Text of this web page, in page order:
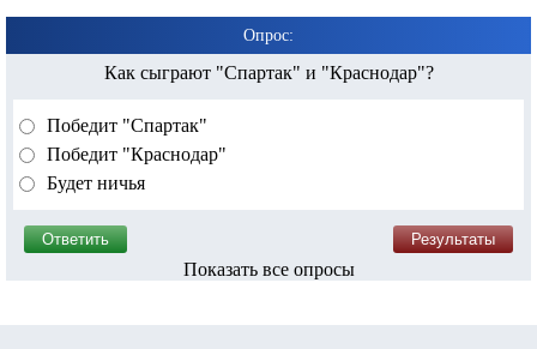
Опрос:
Как сыграют "Спартак" и "Краснодар"?
Победит "Спартак"
Победит "Краснодар"
Будет ничья
Показать все опросы